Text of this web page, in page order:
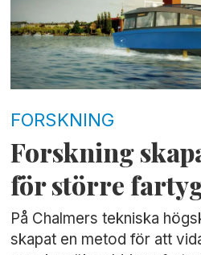
FORSKNING
Forskning
för större
På Chalmers tekniska
skapat en metod för att